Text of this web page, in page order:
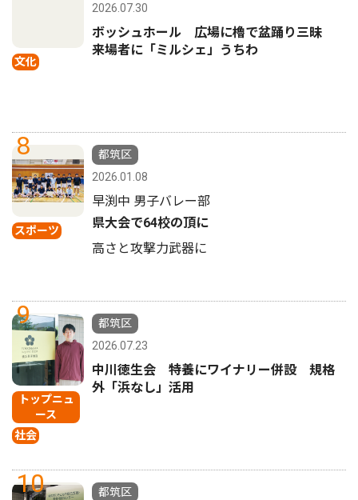
文化
2026.07.30
ボッシュホール 広場に櫓で盆踊り三昧
来場者に「ミルシェ」うちわ
8
スポーツ
都筑区
2026.01.08
早渕中 男子バレー部
県大会で64校の頂に
高さと攻撃力武器に
9
トップニュ
ース
社会
都筑区
2026.07.23
中川徳生会 特養にワイナリー併設 規格
外「浜なし」活用
10
都筑区